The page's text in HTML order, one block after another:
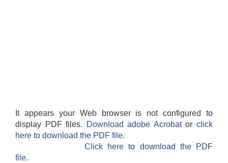
It appears your Web browser is not configured to
display PDF files.
Download adobe Acrobatorclick
here to download the PDF file.
Click here to download the PDF
file.